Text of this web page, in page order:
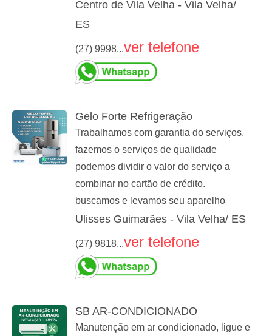
Centro de Vila Velha - Vila Velha/
ES
(27) 9998...ver telefone
Gelo Forte Refrigeração
Trabalhamos com garantia do serviços.
fazemos o serviços de qualidade
podemos dividir o valor do serviço a
combinar no cartão de crédito.
buscamos e levamos seu aparelho
Ulisses Guimarães - Vila Velha/ ES
(27) 9818...ver telefone
SB AR-CONDICIONADO
Manutenção em ar condicionado, ligue e